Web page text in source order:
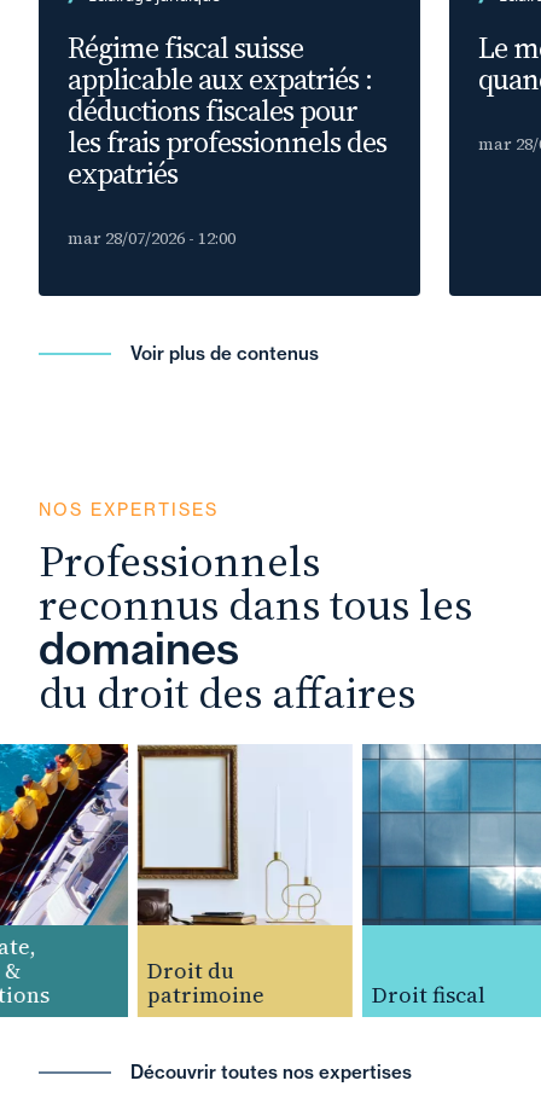
Régime fiscal suisse
applicable aux expatriés :
déductions fiscales pour
les frais professionnels des
expatriés
mar 28/07/2026 - 12:00
Le
mar 28/
Voir plus de contenus
NOS EXPERTISES
Professionnels
reconnus dans tous les
domaines
du droit des affaires
Droit du
patrimoine
Droit fiscal
Découvrir toutes nos expertises